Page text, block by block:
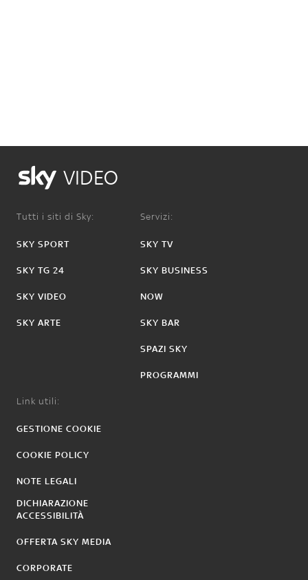
VIDEO
Tutti i siti di Sky:
SKY SPORT
SKY TG 24
SKY VIDEO
SKY ARTE
Servizi:
SKY TV
SKY BUSINESS
NOW
SKY BAR
SPAZI SKY
PROGRAMMI
Link utili:
GESTIONE COOKIE
COOKIE POLICY
NOTE LEGALI
DICHIARAZIONE
ACCESSIBILITÀ
OFFERTA SKY MEDIA
CORPORATE